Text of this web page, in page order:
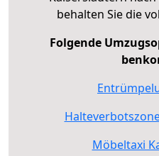
behalten Sie die
Folgende
Möbeltaxi